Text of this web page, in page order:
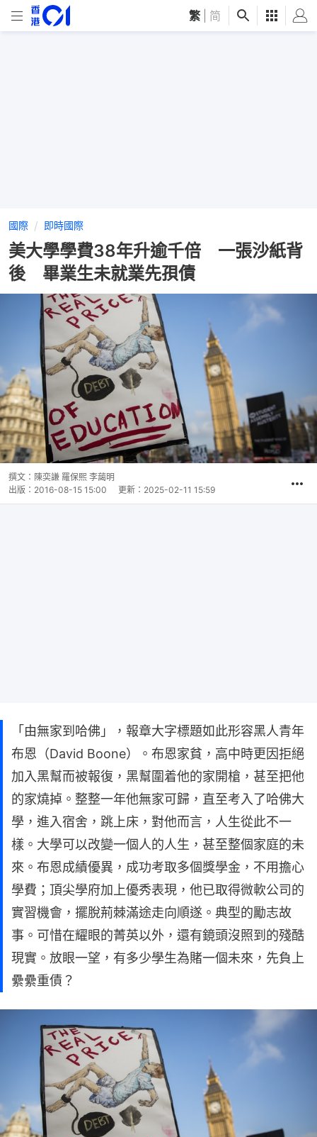
繁 简
國際 即時國際
美大學學費38年升逾千倍 一張沙紙背
後 畢業生未就業先孭債
撰文： 陳奕謙 羅保熙 李藹明
出版： 2016-08-15 15:00 更新： 2025-02-11 15:59
「由無家到哈佛」，報章大字標題如此形容黑人青年
布恩（David Boone）。布恩家貧，高中時更因拒絕
加入黑幫而被報復，黑幫圍着他的家開槍，甚至把他
的家燒掉。整整一年他無家可歸，直至考入了哈佛大
學，進入宿舍，跳上床，對他而言，人生從此不一
樣。大學可以改變一個人的人生，甚至整個家庭的未
來。布恩成績優異，成功考取多個獎學金，不用擔心
學費；頂尖學府加上優秀表現，他已取得微軟公司的
實習機會，擺脫荊棘滿途走向順遂。典型的勵志故
事。可惜在耀眼的菁英以外，還有鏡頭沒照到的殘酷
現實。放眼一望，有多少學生為賭一個未來，先負上
纍纍重債？